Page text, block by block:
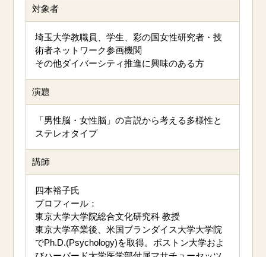
対象者
埼玉大学教職員、学生、彩の国女性研究者・技
術者ネットワーク参画機関
その他ダイバーシティ推進に興味のある方
演題
「男性脳・女性脳」の言説から考える多様性と
ステレオタイプ
講師
四本裕子氏
プロフィール：
東京大学大学院総合文化研究科 教授
東京大学卒業後、米国ブランダイス大学大学院
でPh.D.(Psychology)を取得。ボストン大学およ